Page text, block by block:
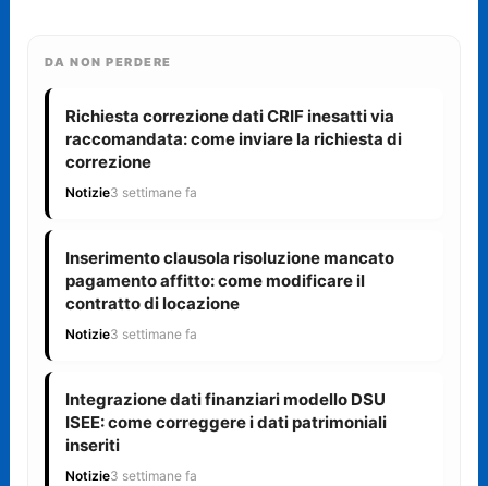
DA NON PERDERE
Richiesta correzione dati CRIF inesatti via
raccomandata: come inviare la richiesta di
correzione
Notizie3 settimane fa
Inserimento clausola risoluzione mancato
pagamento affitto: come modificare il
contratto di locazione
Notizie3 settimane fa
Integrazione dati finanziari modello DSU
ISEE: come correggere i dati patrimoniali
inseriti
Notizie3 settimane fa